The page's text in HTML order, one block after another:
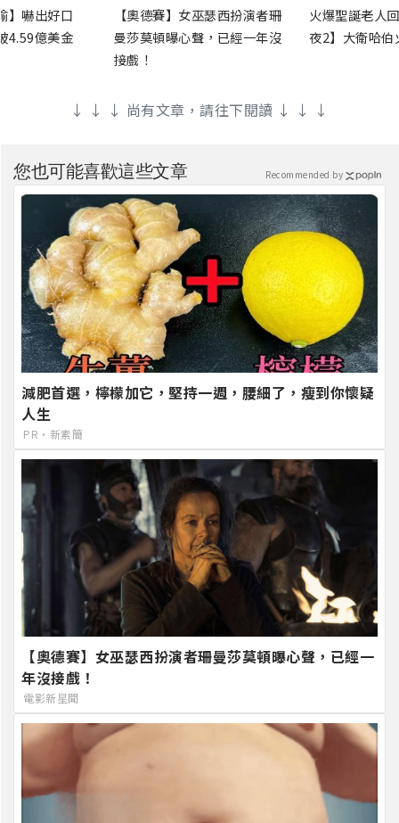
】嚇出好口
4.59億美金
【奧德賽】女巫瑟西扮演者珊
曼莎莫頓曝心聲，已經一年沒
接戲！
火爆聖誕老人
夜2】大衛哈伯
↓ ↓ ↓ 尚有文章，請往下閱讀 ↓ ↓ ↓
您也可能喜歡這些文章
減肥首選，檸檬加它，堅持一週，腰細了，瘦到你懷疑
人生
PR・新素簡
【奧德賽】女巫瑟西扮演者珊曼莎莫頓曝心聲，已經一
年沒接戲！
電影新星聞
Recommended by